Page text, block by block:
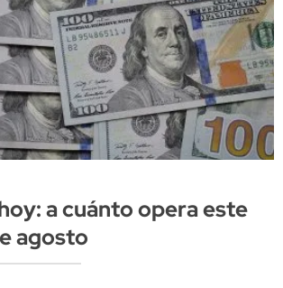
a cuánto opera este
agosto